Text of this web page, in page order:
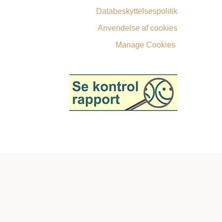
Databeskyttelsespolitik
Anvendelse af cookies
Manage Cookies